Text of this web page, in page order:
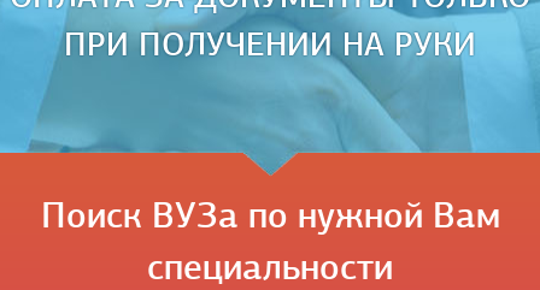
ПРИ ПОЛУЧЕНИИ НА РУКИ
Поиск ВУЗа по нужной Вам
специальности